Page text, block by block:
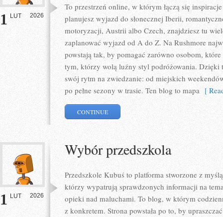
1 LUT 2026
To przestrzeń online, w którym łączą się
planujesz wyjazd do słonecznej Iberii,
motoryzacji, Austrii albo Czech, znajdziesz tu
zaplanować wyjazd od A do Z. Na Rushmore
powstają tak, by pomagać zarówno osobom,
tym, którzy wolą luźny styl podróżowania. Dzięki
swój rytm na zwiedzanie: od miejskich
po pełne sezony w trasie. Ten blog to mapa [
CONTINUE
1 LUT 2026
Wybór przedszkola
Przedszkole Kubuś to platforma stworzone z
którzy wypatrują sprawdzonych informacji na
opieki nad maluchami. To blog, w którym
z konkretem. Strona powstała po to, by